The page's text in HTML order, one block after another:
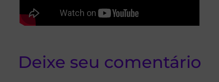
Deixe seu comentário